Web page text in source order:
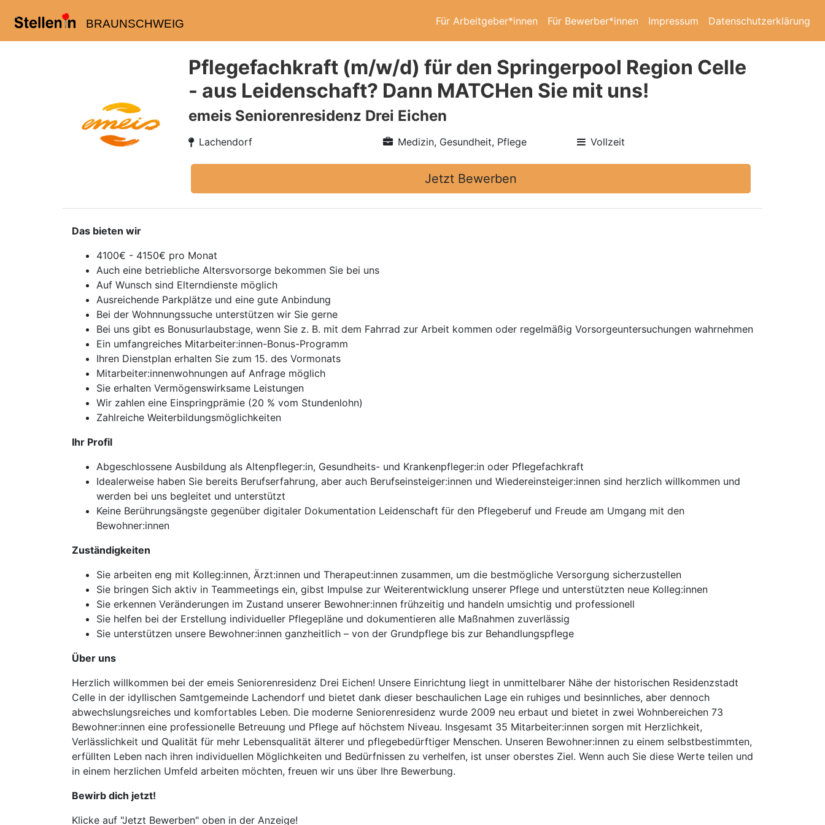
BRAUNSCHWEIG Für Arbeitgeber*innen Für Bewerber*innen Impressum Datenschutzerklärung
Pflegefachkraft (m/w/d) für den Springerpool Region Celle
- aus Leidenschaft? Dann MATCHen Sie mit uns!
emeis Seniorenresidenz Drei Eichen
Lachendorf Medizin, Gesundheit, Pflege Vollzeit
Jetzt Bewerben
Das bieten wir
4100€ - 4150€ pro Monat
Auch eine betriebliche Altersvorsorge bekommen Sie bei uns
Auf Wunsch sind Elterndienste möglich
Ausreichende Parkplätze und eine gute Anbindung
Bei der Wohnnungssuche unterstützen wir Sie gerne
Bei uns gibt es Bonusurlaubstage, wenn Sie z. B. mit dem Fahrrad zur Arbeit kommen oder regelmäßig Vorsorgeuntersuchungen wahrnehmen
Ein umfangreiches Mitarbeiter:innen-Bonus-Programm
Ihren Dienstplan erhalten Sie zum 15. des Vormonats
Mitarbeiter:innenwohnungen auf Anfrage möglich
Sie erhalten Vermögenswirksame Leistungen
Wir zahlen eine Einspringprämie (20 % vom Stundenlohn)
Zahlreiche Weiterbildungsmöglichkeiten
Ihr Profil
Abgeschlossene Ausbildung als Altenpfleger:in, Gesundheits- und Krankenpfleger:in oder Pflegefachkraft
Idealerweise haben Sie bereits Berufserfahrung, aber auch Berufseinsteiger:innen und Wiedereinsteiger:innen sind herzlich willkommen und
werden bei uns begleitet und unterstützt
Keine Berührungsängste gegenüber digitaler Dokumentation Leidenschaft für den Pflegeberuf und Freude am Umgang mit den
Bewohner:innen
Zuständigkeiten
Sie arbeiten eng mit Kolleg:innen, Ärzt:innen und Therapeut:innen zusammen, um die bestmögliche Versorgung sicherzustellen
Sie bringen Sich aktiv in Teammeetings ein, gibst Impulse zur Weiterentwicklung unserer Pflege und unterstützten neue Kolleg:innen
Sie erkennen Veränderungen im Zustand unserer Bewohner:innen frühzeitig und handeln umsichtig und professionell
Sie helfen bei der Erstellung individueller Pflegepläne und dokumentieren alle Maßnahmen zuverlässig
Sie unterstützen unsere Bewohner:innen ganzheitlich – von der Grundpflege bis zur Behandlungspflege
Über uns
Herzlich willkommen bei der emeis Seniorenresidenz Drei Eichen! Unsere Einrichtung liegt in unmittelbarer Nähe der historischen Residenzstadt
Celle in der idyllischen Samtgemeinde Lachendorf und bietet dank dieser beschaulichen Lage ein ruhiges und besinnliches, aber dennoch
abwechslungsreiches und komfortables Leben. Die moderne Seniorenresidenz wurde 2009 neu erbaut und bietet in zwei Wohnbereichen 73
Bewohner:innen eine professionelle Betreuung und Pflege auf höchstem Niveau. Insgesamt 35 Mitarbeiter:innen sorgen mit Herzlichkeit,
Verlässlichkeit und Qualität für mehr Lebensqualität älterer und pflegebedürftiger Menschen. Unseren Bewohner:innen zu einem selbstbestimmten,
erfüllten Leben nach ihren individuellen Möglichkeiten und Bedürfnissen zu verhelfen, ist unser oberstes Ziel. Wenn auch Sie diese Werte teilen und
in einem herzlichen Umfeld arbeiten möchten, freuen wir uns über Ihre Bewerbung.
Bewirb dich jetzt!
Klicke auf "Jetzt Bewerben" oben in der Anzeige!